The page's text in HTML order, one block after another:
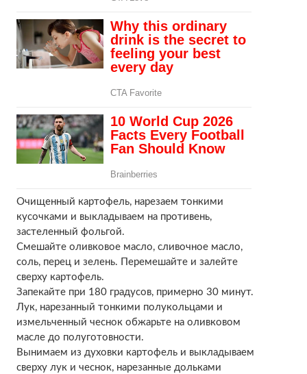
Очищенный картофель, нарезаем тонкими
кусочками и выкладываем на противень,
застеленный фольгой.
Смешайте оливковое масло, сливочное масло,
соль, перец и зелень. Перемешайте и залейте
сверху картофель.
Запекайте при 180 градусов, примерно 30 минут.
Лук, нарезанный тонкими полукольцами и
измельченный чеснок обжарьте на оливковом
масле до полуготовности.
Вынимаем из духовки картофель и выкладываем
сверху лук и чеснок, нарезанные дольками